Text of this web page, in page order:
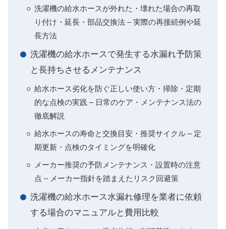
洗濯機の給水ホースが外れた・壊れた場合の再取
り付け・延長・部品交換法 – 実際の再接続例や延
長方法
洗濯機の給水ホースで発生する水漏れ予防策
と長持ちさせるメンテナンス
給水ホース劣化を防ぐ正しい使い方・掃除・定期
的な点検の実践 – 日常のケア・メンテナンス法の
徹底解説
給水ホースの寿命と交換目安・推奨サイクル – 定
期更新・点検のタイミングを明確化
メーカー推奨の予防メンテナンス・設置時の注意
点 – メーカー指針を踏まえたリスク回避策
洗濯機の給水ホース水漏れ修理を業者に依頼
する場合のマニュアルと費用比較